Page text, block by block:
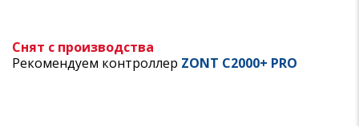
Снят с производства
Рекомендуем контроллер ZONT C2000+ PRO